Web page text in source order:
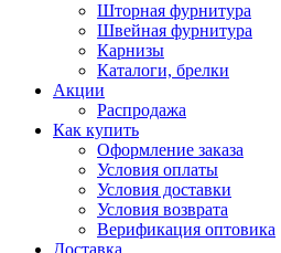
Шторная фурнитура
Швейная фурнитура
Карнизы
Каталоги, брелки
Акции
Распродажа
Как купить
Оформление заказа
Условия оплаты
Условия доставки
Условия возврата
Верификация оптовика
Доставка